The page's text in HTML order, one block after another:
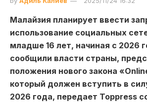
Малайзия планирует ввести
использование социальных
младше 16 лет, начиная с 2026
сообщили власти страны,
положения нового закона
который должен вступить в
2026 года, передает Toppress